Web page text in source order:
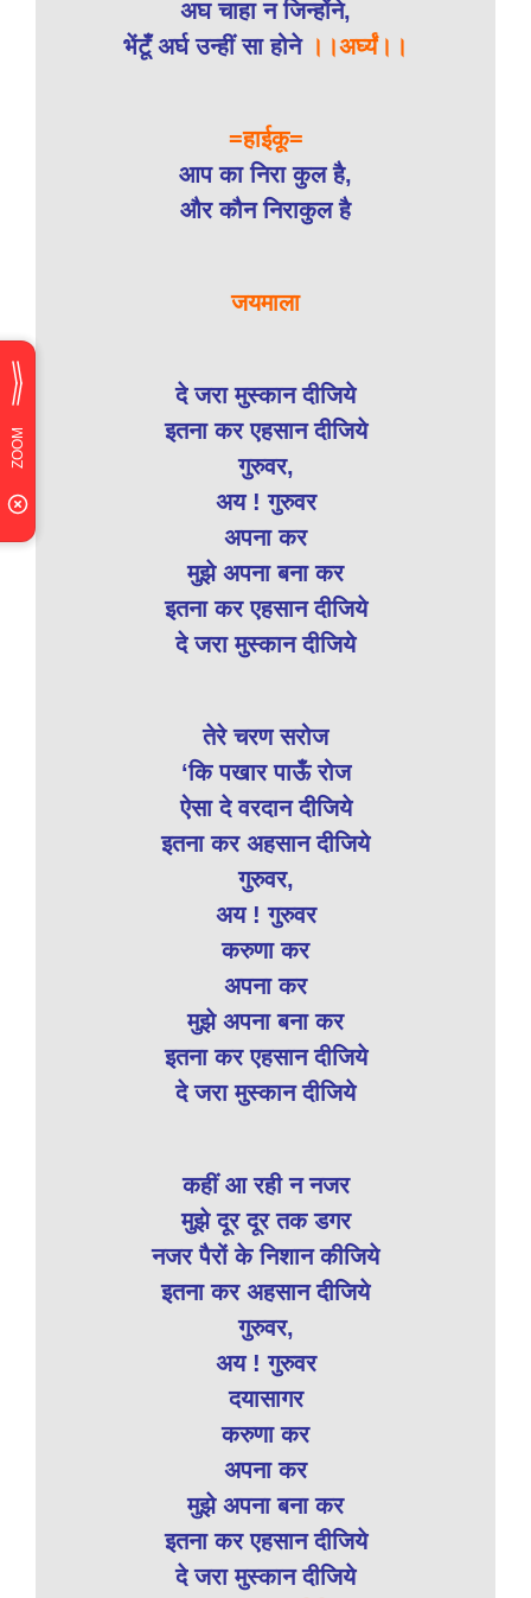
अघ चाहा न जिन्होंने,
भेंटूँ अर्घ उन्हीं सा होने ।।अर्घ्यं।।
=हाईकू=
आप का निरा कुल है,
और कौन निराकुल है
जयमाला
दे जरा मुस्कान दीजिये
इतना कर एहसान दीजिये
गुरुवर,
अय ! गुरुवर
अपना कर
मुझे अपना बना कर
इतना कर एहसान दीजिये
दे जरा मुस्कान दीजिये
तेरे चरण सरोज
‘कि पखार पाऊँ रोज
ऐसा दे वरदान दीजिये
इतना कर अहसान दीजिये
गुरुवर,
अय ! गुरुवर
करुणा कर
अपना कर
मुझे अपना बना कर
इतना कर एहसान दीजिये
दे जरा मुस्कान दीजिये
कहीं आ रही न नजर
मुझे दूर दूर तक डगर
नजर पैरों के निशान कीजिये
इतना कर अहसान दीजिये
गुरुवर,
अय ! गुरुवर
दयासागर
करुणा कर
अपना कर
मुझे अपना बना कर
इतना कर एहसान दीजिये
दे जरा मुस्कान दीजिये